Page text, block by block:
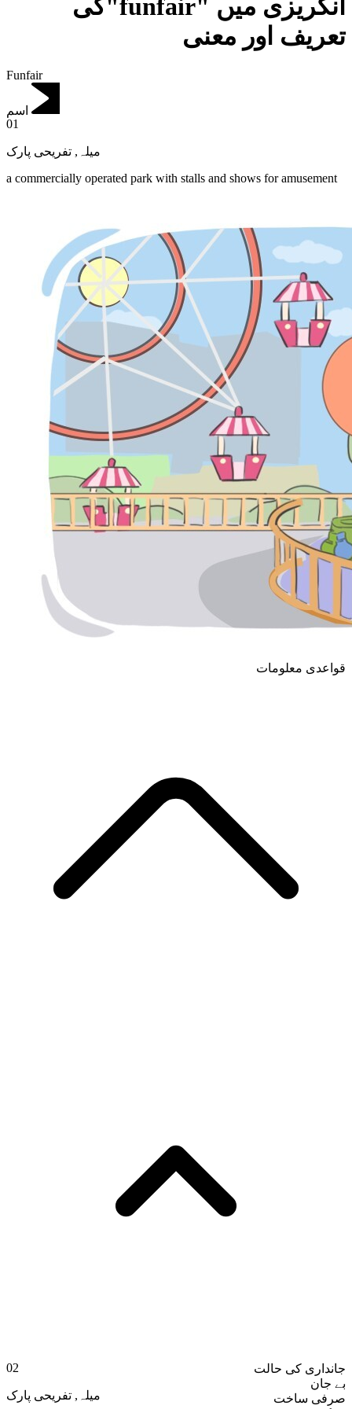
انگریزی میں "funfair"کی
تعریف اور معنی
Funfair
اسم
01
میلہ , تفریحی پارک
a commercially operated park with stalls and shows for amusement
قواعدی معلومات
جانداری کی حالت
بے جان
صرفی ساخت
02
میلہ , تفریحی پارک